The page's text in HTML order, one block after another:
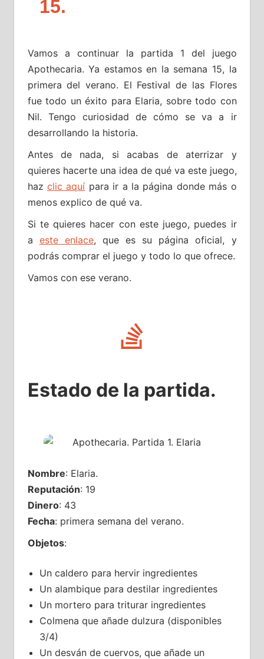
15.
Vamos a continuar la partida 1 del juego
Apothecaria. Ya estamos en la semana 15, la
primera del verano. El Festival de las Flores
fue todo un éxito para Elaria, sobre todo con
Nil. Tengo curiosidad de cómo se va a ir
desarrollando la historia.
Antes de nada, si acabas de aterrizar y
quieres hacerte una idea de qué va este juego,
haz clic aquí para ir a la página donde más o
menos explico de qué va.
Si te quieres hacer con este juego, puedes ir
a este enlace, que es su página oficial, y
podrás comprar el juego y todo lo que ofrece.
Vamos con ese verano.
Estado de la partida.
Nombre: Elaria.
Reputación: 19
Dinero: 43
Fecha: primera semana del verano.
Objetos:
Un caldero para hervir ingredientes
Un alambique para destilar ingredientes
Un mortero para triturar ingredientes
Colmena que añade dulzura (disponibles
3/4)
Un desván de cuervos, que añade un